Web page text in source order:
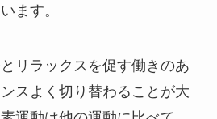
ます。
リラックスを促す働きのあ
スよく切り替わることが大